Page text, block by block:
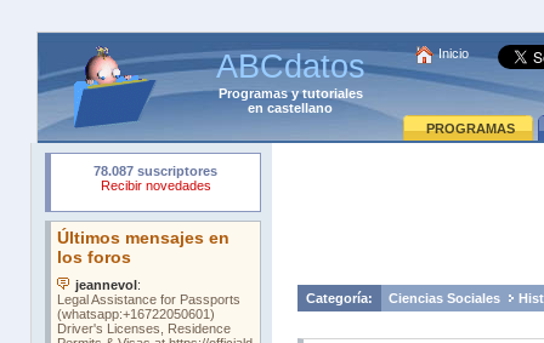
ABCdatos
Programasytutoriales
en castellano
Inicio
PROGRAMAS
Categoría: Ciencias Sociales